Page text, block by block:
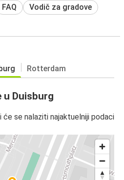
FAQ Vodič za gradove
Rotterdam
Duisburg
će se nalaziti najaktuelniji podaci